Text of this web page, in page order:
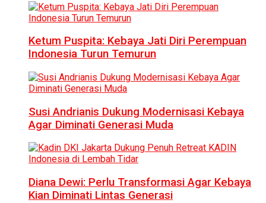
Ketum Puspita: Kebaya Jati Diri Perempuan
Indonesia Turun Temurun
Susi Andrianis Dukung Modernisasi Kebaya
Agar Diminati Generasi Muda
Diana Dewi: Perlu Transformasi Agar Kebaya
Kian Diminati Lintas Generasi